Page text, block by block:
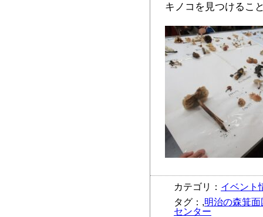
キノコを見つけるこ
カテゴリ： イベント
タグ：,明治の森箕
センター